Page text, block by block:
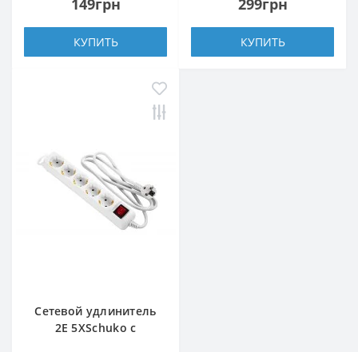
КУПИТЬ КУПИТЬ
Сетевой удлинитель
2E 5XSchuko с